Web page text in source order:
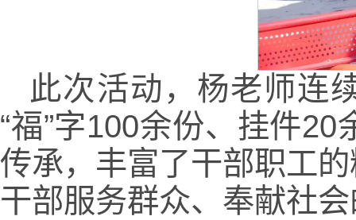
此次活动，杨老师连
“福”字100余份、挂件
传承，丰富了干部职工
干部服务群众、奉献社